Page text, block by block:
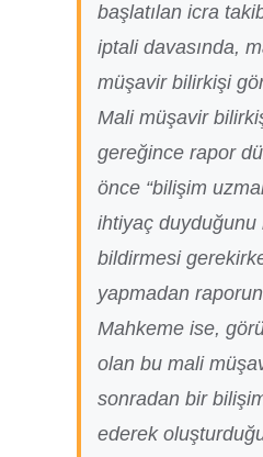
başlatılan icra
iptali davasında,
müşavir bilirkişi
Mali müşavir
gereğince rapor
önce “bilişim
ihtiyaç duyduğunu
bildirmesi
yapmadan
Mahkeme ise,
olan bu mali
sonradan bir
ederek